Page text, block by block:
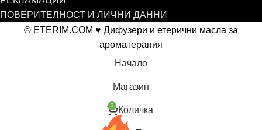
ПОВЕРИТЕЛНОСТ И ЛИЧНИ ДАННИ
© ETERIM.COM ♥ Дифузери и етерични масла за
ароматерапия
Начало
Магазин
0 Количка